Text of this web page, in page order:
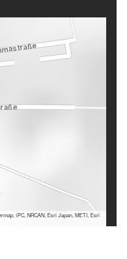
iPC, NRCAN, Esri Japan, METI, Esri